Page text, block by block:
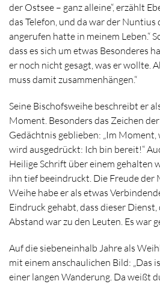
der Ostsee – ganz alleine“, erzählt
das Telefon, und da war der Nuntius
angerufen hatte in meinem Leben.“
dass es sich um etwas Besonderes
er noch nicht gesagt, was er wollte.
muss damit zusammenhängen.“
Seine Bischofsweihe beschreibt er
Moment. Besonders das Zeichen
Gedächtnis geblieben: „Im
wird ausgedrückt: Ich bin bereit!“
Heilige Schrift über einem gehalten
ihn tief beeindruckt. Die Freude der
Weihe habe er als etwas
Eindruck gehabt, dass dieser
Abstand war zu den Leuten. Es war
Auf die siebeneinhalb Jahre als
mit einem anschaulichen Bild: „Das
einer langen Wanderung. Da weißt